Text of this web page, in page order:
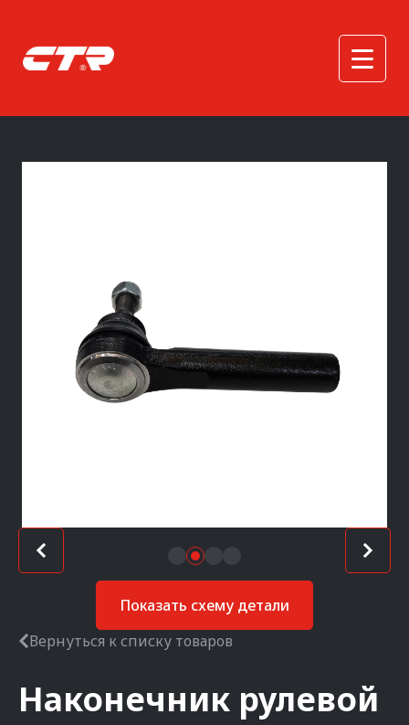
Показать схему детали
Вернуться к списку товаров
Наконечник рулевой